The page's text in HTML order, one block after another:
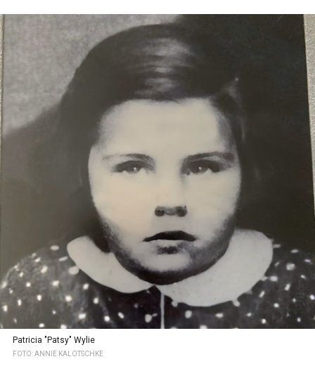
Patricia "Patsy" Wylie
FOTO: ANNIE KALOTSCHKE